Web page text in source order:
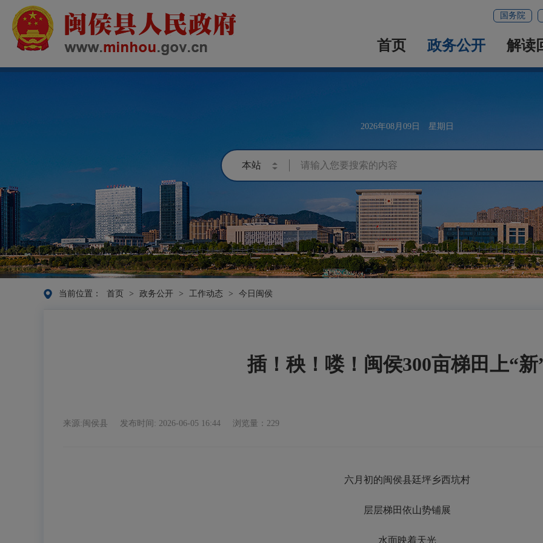
国务院
首页 政务公开 解读
2026年08月09日 星期日
当前位置： 首页 > 政务公开 > 工作动态 > 今日闽侯
插！秧！喽！闽侯300亩梯田上“新
来源:闽侯县 发布时间: 2026-06-05 16:44 浏览量：229
六月初的闽侯县廷坪乡西坑村
层层梯田依山势铺展
水面映着天光